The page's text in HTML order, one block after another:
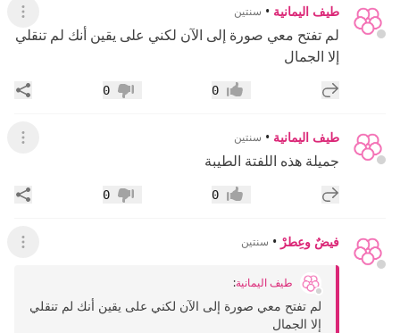
طيف اليمانية • سنتين عرض
لم تفتح معي صورة إلى الآن لكني على يقين أنك لم تنقلي
إلا الجمال
إضافة رد جديد إعجاب0 عدم إعجاب
0
طيف اليمانية • سنتين عرض
جميلة هذه اللفتة الطيبة
إضافة رد جديد إعجاب0 عدم إعجاب
0
فيضٌ وعِطرْ • سنتين عرض
طيف اليمانية:
لم تفتح معي صورة إلى الآن لكني على يقين أنك لم تنقلي
إلا الجمال